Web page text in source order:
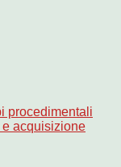
procedimentali
acquisizione